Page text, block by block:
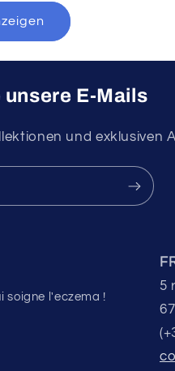
E-Mails
und exklusiven
soigne l'eczema !
5